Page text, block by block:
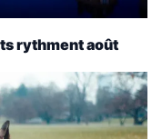
rythment août